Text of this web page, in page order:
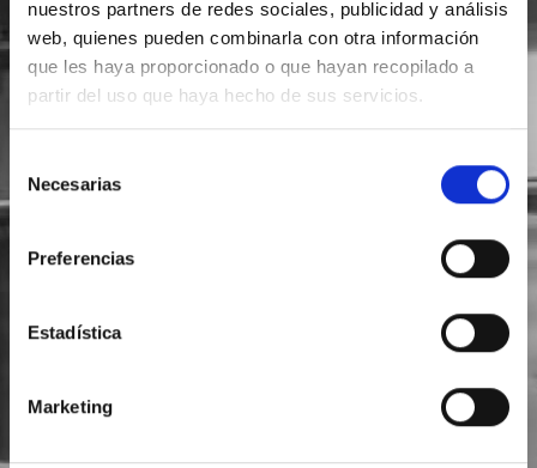
nuestros partners de redes sociales, publicidad y análisis
web, quienes pueden combinarla con otra información
que les haya proporcionado o que hayan recopilado a
partir del uso que haya hecho de sus servicios.
Necesarias
Preferencias
Estadística
Marketing
SOLICITA INFORMACIÓN